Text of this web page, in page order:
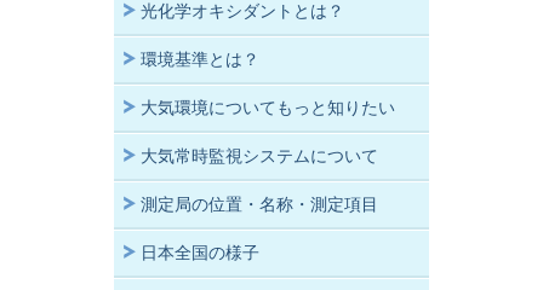
光化学オキシダントとは？
環境基準とは？
大気環境についてもっと知りたい
大気常時監視システムについて
測定局の位置・名称・測定項目
日本全国の様子